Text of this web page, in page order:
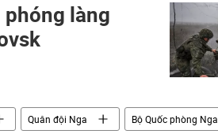
làng
Quân đội Nga
Bộ Quốc phòng Nga